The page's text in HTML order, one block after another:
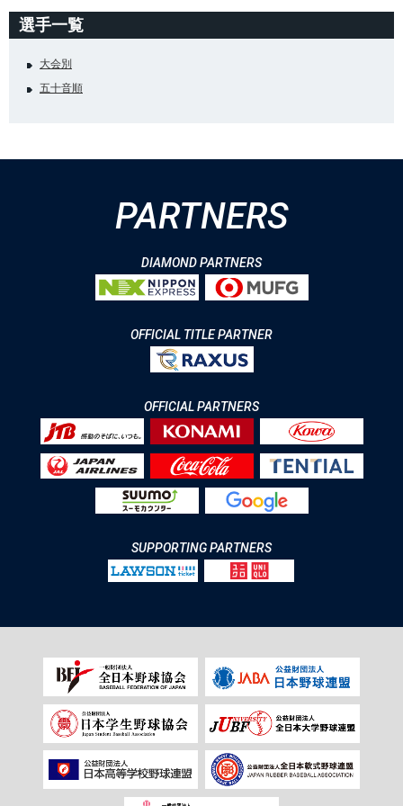
選手一覧
大会別
五十音順
PARTNERS
DIAMOND PARTNERS
OFFICIAL TITLE PARTNER
OFFICIAL PARTNERS
SUPPORTING PARTNERS